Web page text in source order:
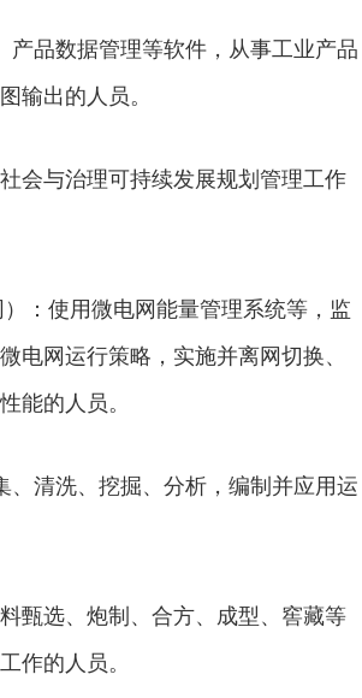
品数据管理等软件，从事工业产品
输出的人员。
会与治理可持续发展规划管理工作
：使用微电网能量管理系统等，监
电网运行策略，实施并离网切换、
能的人员。
清洗、挖掘、分析，编制并应用运
甄选、炮制、合方、成型、窖藏等
作的人员。